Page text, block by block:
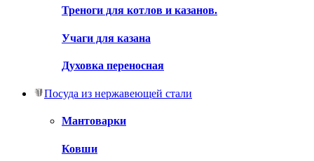
Треноги для котлов и казанов.
Учаги для казана
Духовка переносная
Посуда из нержавеющей стали
Мантоварки
Ковши